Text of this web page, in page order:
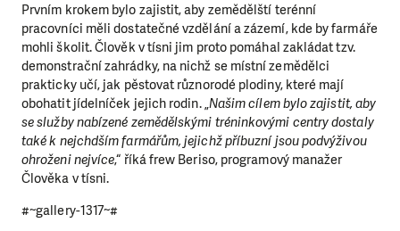
Prvním krokem bylo zajistit, aby zemědělští terénní
pracovníci měli dostatečné vzdělání a zázemí, kde by farmáře
mohli školit. Člověk v tísni jim proto pomáhal zakládat tzv.
demonstrační zahrádky, na nichž se místní zemědělci
prakticky učí, jak pěstovat různorodé plodiny, které mají
obohatit jídelníček jejich rodin. „Našim cílem bylo zajistit, aby
se služby nabízené zemědělskými tréninkovými centry dostaly
také k nejchdším farmářům, jejichž příbuzní jsou podvýživou
ohroženi nejvíce,“ říká frew Beriso, programový manažer
Člověka v tísni.
#~gallery-1317~#